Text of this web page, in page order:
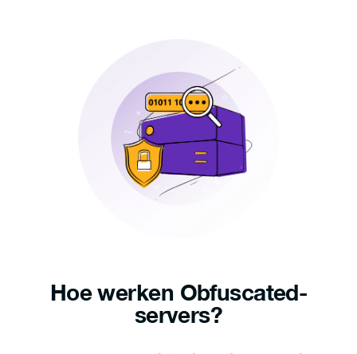
Hoewerken Obfuscated-
servers?